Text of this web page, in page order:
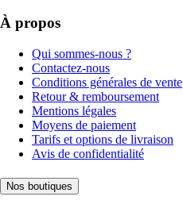
À propos
Qui sommes-nous ?
Contactez-nous
Conditions générales de vente
Retour & remboursement
Mentions légales
Moyens de paiement
Tarifs et options de livraison
Avis de confidentialité
Nos boutiques